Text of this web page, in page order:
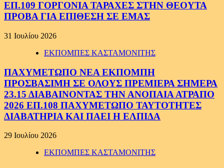
ΕΠ.109 ΓΟΡΓΟΝΙΑ ΤΑΡΑΧΕΣ ΣΤΗΝ ΘΕΟΥΤΑ
ΠΡΟΒΑ ΓΙΑ ΕΠΙΘΕΣΗ ΣΕ ΕΜΑΣ
31 Ιουλίου 2026
ΕΚΠΟΜΠΕΣ ΚΑΣΤΑΜΟΝΙΤΗΣ
ΠΑΧΥΜΕΤΩΠΟ ΝΕΑ ΕΚΠΟΜΠΗ
ΠΡΟΣΒΑΣΙΜΗ ΣΕ ΟΛΟΥΣ ΠΡΕΜΙΕΡΑ ΣΗΜΕΡΑ
23.15 ΔΙΑΒΑΙΝΟΝΤΑΣ ΤΗΝ ΑΝΟΠΑΙΑ ΑΤΡΑΠΟ
2026 ΕΠ.108 ΠΑΧΥΜΕΤΩΠΟ ΤΑΥΤΟΤΗΤΕΣ
ΔΙΑΒΑΤΗΡΙΑ ΚΑΙ ΠΑΕΙ Η ΕΛΠΙΔΑ
29 Ιουλίου 2026
ΕΚΠΟΜΠΕΣ ΚΑΣΤΑΜΟΝΙΤΗΣ